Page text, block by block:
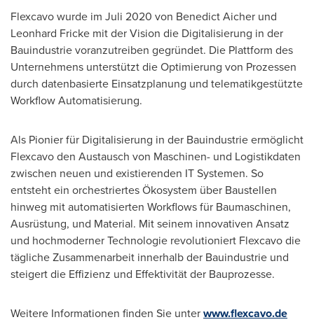
Flexcavo wurde im Juli 2020 von Benedict Aicher und
Leonhard Fricke mit der Vision die Digitalisierung in der
Bauindustrie voranzutreiben gegründet. Die Plattform des
Unternehmens unterstützt die Optimierung von Prozessen
durch datenbasierte Einsatzplanung und telematikgestützte
Workflow Automatisierung.
Als Pionier für Digitalisierung in der Bauindustrie ermöglicht
Flexcavo den Austausch von Maschinen- und Logistikdaten
zwischen neuen und existierenden IT Systemen. So
entsteht ein orchestriertes Ökosystem über Baustellen
hinweg mit automatisierten Workflows für Baumaschinen,
Ausrüstung, und Material. Mit seinem innovativen Ansatz
und hochmoderner Technologie revolutioniert Flexcavo die
tägliche Zusammenarbeit innerhalb der Bauindustrie und
steigert die Effizienz und Effektivität der Bauprozesse.
Weitere Informationen finden Sie unterwww.flexcavo.de